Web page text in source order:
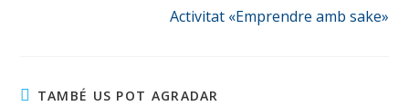
Activitat «Emprendre amb sake»
TAMBÉ US POT AGRADAR